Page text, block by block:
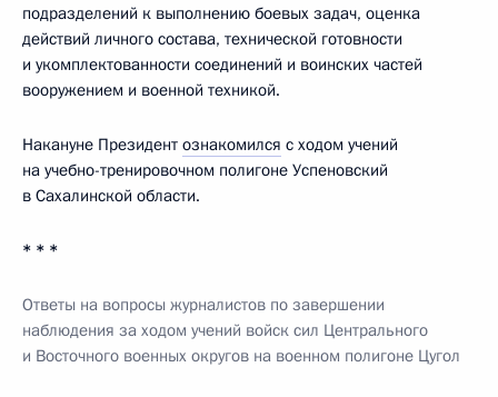
подразделений к выполнению боевых задач, оценка
действий личного состава, технической готовности
и укомплектованности соединений и воинских частей
вооружением и военной техникой.
Накануне Президент ознакомился с ходом учений
на учебно-тренировочном полигоне Успеновский
в Сахалинской области.
* * *
Ответы на вопросы журналистов по завершении
наблюдения за ходом учений войск сил Центрального
и Восточного военных округов на военном полигоне Цугол